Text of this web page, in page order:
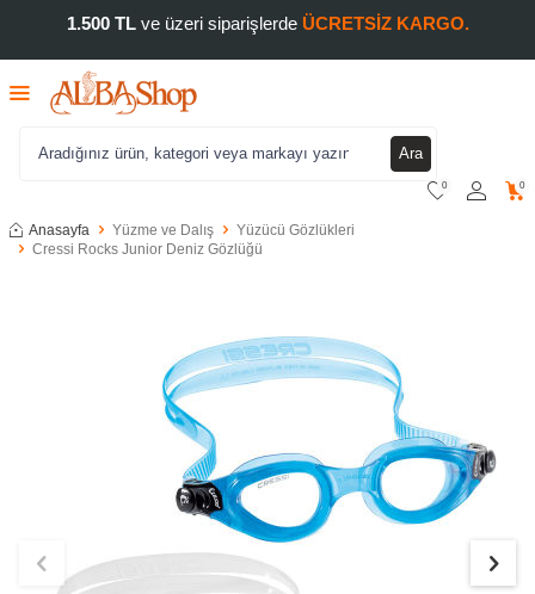
1.500 TLve üzeri siparişlerde ÜCRETSİZ KARGO.
Ara
0 0
Anasayfa Yüzme ve Dalış
Yüzücü Gözlükleri
Cressi Rocks Junior Deniz Gözlüğü